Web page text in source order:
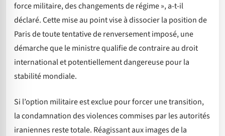
force militaire, des changements de régime », a-t-il
déclaré. Cette mise au point vise à dissocier la position de
Paris de toute tentative de renversement imposé, une
démarche que le ministre qualifie de contraire au droit
international et potentiellement dangereuse pour la
stabilité mondiale.
Si l’option militaire est exclue pour forcer une transition,
la condamnation des violences commises par les autorités
iraniennes reste totale. Réagissant aux images de la